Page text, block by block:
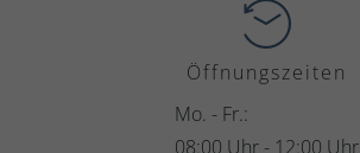
Öffnungszeiten
Mo. - Fr.:
08:00 Uhr - 12:00 Uhr